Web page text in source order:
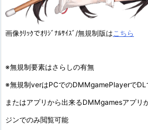
画像ｸﾘｯｸでｵﾘｼﾞﾅﾙｻｲｽﾞ/無規制版はこちら
※無規制要素はさらしの有無
※無規制verはPCでのDMMgamePlayerでDL
またはアプリから出来るDMMgamesアプリ
ジンでのみ閲覧可能